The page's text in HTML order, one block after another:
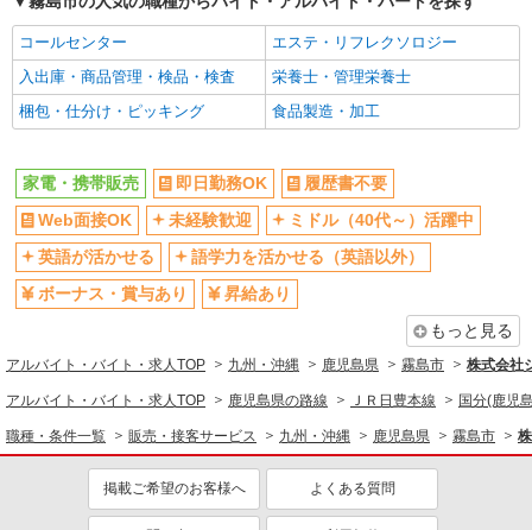
コールセンター
エステ・リフレクソロジー
入出庫・商品管理・検品・検査
栄養士・管理栄養士
梱包・仕分け・ピッキング
食品製造・加工
家電・携帯販売 即日勤務OK
履歴書不要
Web面接OK
未経験歓迎
ミドル（40代～）活躍中
英語が活かせる
語学力を活かせる（英語以外）
ボーナス・賞与あり
昇給あり
もっと見る
アルバイト・バイト・求人TOP 九州・沖縄 鹿児島県 霧島市 株式会社
アルバイト・バイト・求人TOP 鹿児島県の路線 ＪＲ日豊本線 国分(鹿児
職種・条件一覧 販売・接客サービス 九州・沖縄 鹿児島県 霧島市
掲載ご希望のお客様へ よくある質問